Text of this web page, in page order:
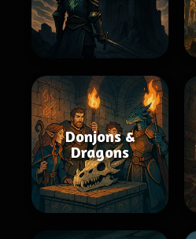
Donjons &
Dragons